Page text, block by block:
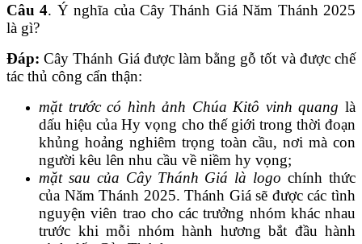
Câu 4. Ý nghĩa của Cây Thánh Giá Năm Thánh 2025
là gì?
Đáp: Cây Thánh Giá được làm bằng gỗ tốt và được chế
tác thủ công cẩn thận:
mặt trước có hình ảnh Chúa Kitô vinh quang là
dấu hiệu của Hy vọng cho thế giới trong thời đoạn
khủng hoảng nghiêm trọng toàn cầu, nơi mà con
người kêu lên nhu cầu về niềm hy vọng;
mặt sau của Cây Thánh Giá là logo chính thức
của Năm Thánh 2025. Thánh Giá sẽ được các tình
nguyện viên trao cho các trưởng nhóm khác nhau
trước khi mỗi nhóm hành hương bắt đầu hành